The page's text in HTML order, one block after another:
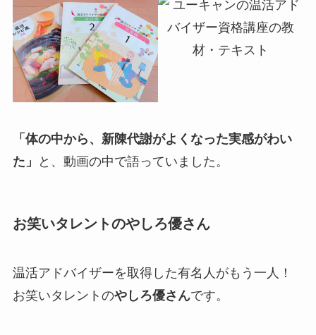
「体の中から、新陳代謝がよくなった実感がわい
た」
と、動画の中で語っていました。
お笑いタレントのやしろ優さん
温活アドバイザーを取得した有名人がもう一人！
お笑いタレントのやしろ優さんです。